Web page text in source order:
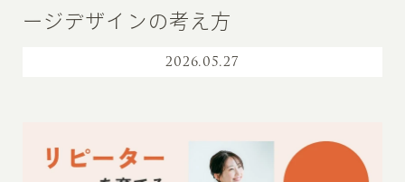
ージデザインの考え方
2026.05.27